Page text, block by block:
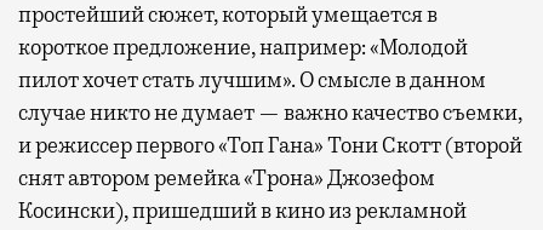
простейший сюжет, который умещается в
короткое предложение, например: «Молодой
пилот хочет стать лучшим». О смысле в данном
случае никто не думает — важно качество съемки,
и режиссер первого «Топ Гана» Тони Скотт (второй
снят автором ремейка «Трона» Джозефом
Косински), пришедший в кино из рекламной